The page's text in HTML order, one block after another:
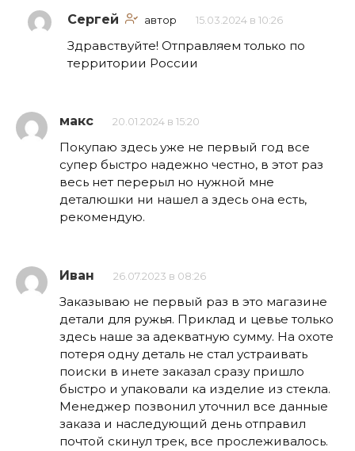
Сергей автор 15.03.2024 в 10:26
Здравствуйте! Отправляем только по
территории России
макс 20.01.2024 в 15:20
Покупаю здесь уже не первый год все
супер быстро надежно честно, в этот раз
весь нет перерыл но нужной мне
деталюшки ни нашел а здесь она есть,
рекомендую.
Иван 26.07.2023 в 08:26
Заказываю не первый раз в это магазине
детали для ружья. Приклад и цевье только
здесь наше за адекватную сумму. На охоте
потеря одну деталь не стал устраивать
поиски в инете заказал сразу пришло
быстро и упаковали ка изделие из стекла.
Менеджер позвонил уточнил все данные
заказа и наследующий день отправил
почтой скинул трек, все прослеживалось.